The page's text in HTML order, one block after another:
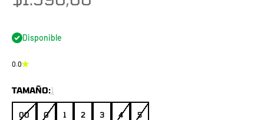
Disponible
0.0
TAMAÑO:1
00 0 1 2 3 4 5